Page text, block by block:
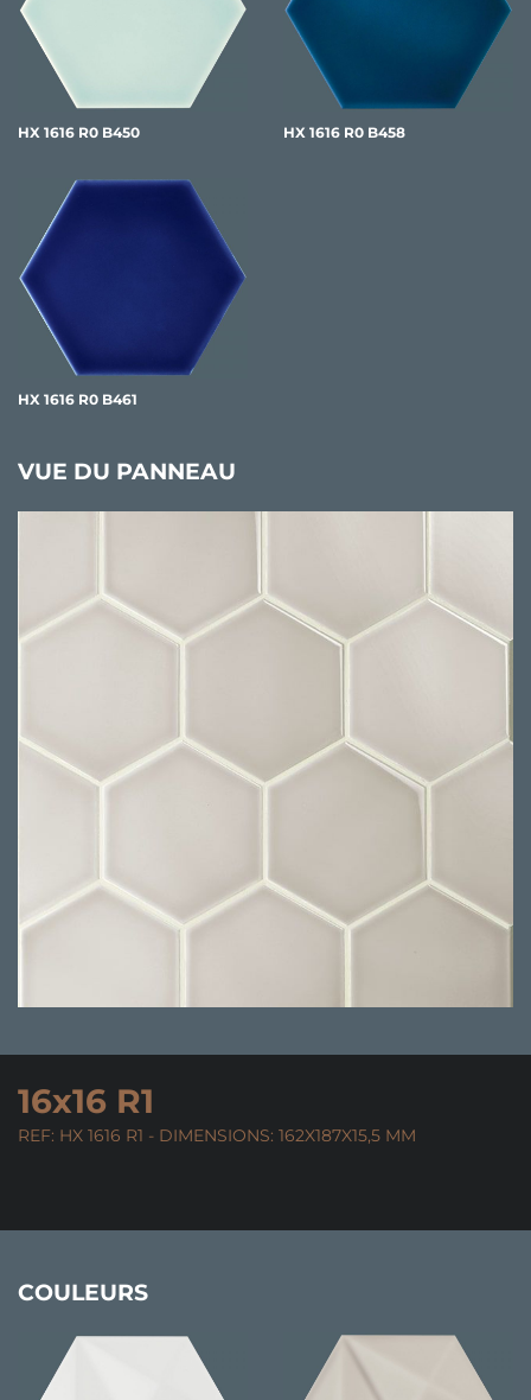
HX 1616 R0 B450 HX 1616 R0 B458
HX 1616 R0 B461
VUE DU PANNEAU
16x16 R1
REF: HX 1616 R1 - DIMENSIONS: 162X187X15,5 MM
COULEURS